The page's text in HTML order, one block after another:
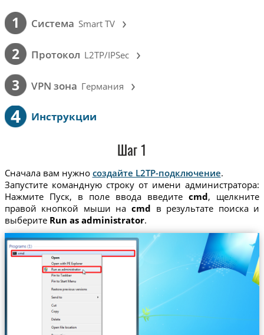
1 Cистема Smart TV ›
2 Протокол L2TP/IPSec ›
3 VPN зона Германия ›
4 Инструкции
Шаг 1
Сначала вам нужно создайте L2TP-подключение.
Запустите командную строку от имени администратора:
Нажмите Пуск, в поле ввода введитеcmd, щелкните
правой кнопкой мыши на cmd в результате поиска и
выберите Run as administrator.